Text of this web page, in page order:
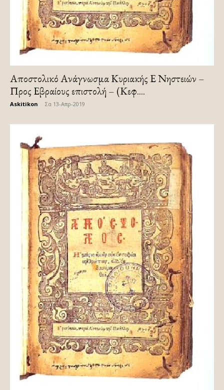
Αποστολικό Ανάγνωσμα Κυριακής Ε Νηστειών –
Προς Εβραίους επιστολή – (Κεφ....
Askitikon Σα 13-Απρ-2019